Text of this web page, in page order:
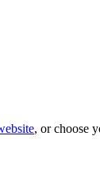
, or choose